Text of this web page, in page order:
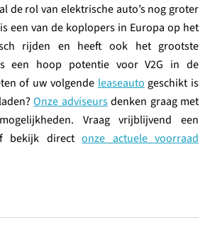
de rol van elektrische auto’s nog groter
een van de koplopers in Europa op het
rijden en heeft ook het grootste
een hoop potentie voor V2G in de
of uw volgende leaseauto geschikt is
Onze adviseursdenken graag met
Vraag vrijblijvend een
bekijk directonze actuele voorraad